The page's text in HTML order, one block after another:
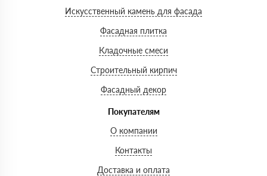
Искусственный камень для фасада
Фасадная плитка
Кладочные смеси
Строительный кирпич
Фасадный декор
Покупателям
О компании
Контакты
Доставка и оплата